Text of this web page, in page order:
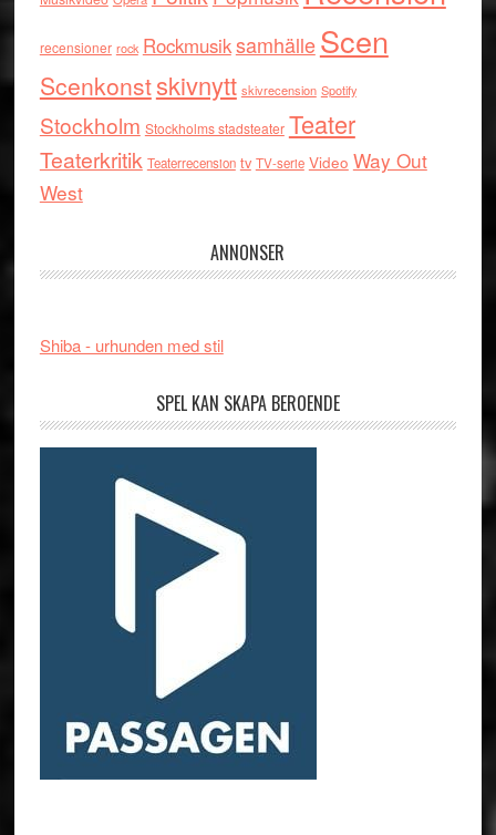
recensioner rock RockmusiksamhälleScen
Scenkonstskivnytt skivrecension Spotify
Stockholm Stockholms stadsteater Teater
Teaterkritik Teaterrecension tv TV-serie Video Way Out
West
ANNONSER
Shiba - urhunden med stil
SPEL KAN SKAPA BEROENDE